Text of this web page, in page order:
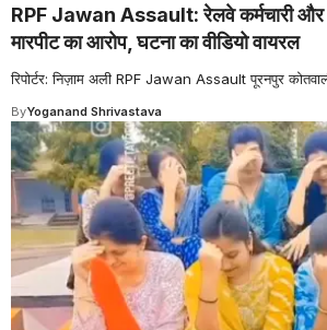
RPF Jawan Assault: रेलवे कर्मचारी और
मारपीट का आरोप, घटना का वीडियो वायरल
रिपोर्टर: निज़ाम अली RPF Jawan Assault पूरनपुर
ByYoganand Shrivastava